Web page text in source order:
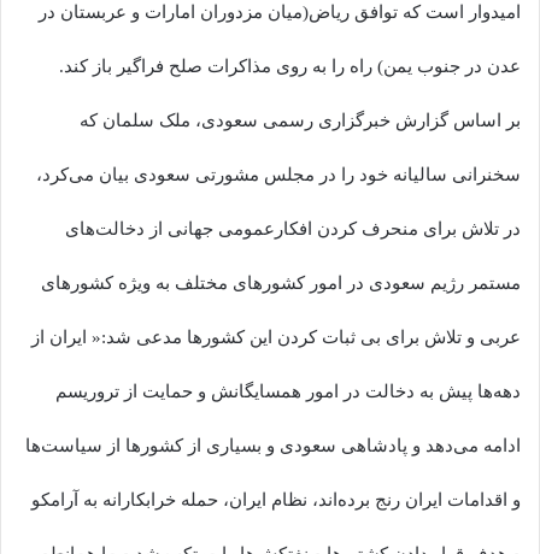
امیدوار است که توافق ریاض(میان مزدوران امارات و عربستان در
عدن در جنوب یمن) راه را به روی مذاکرات صلح فراگیر باز کند.
بر اساس گزارش خبرگزاری رسمی سعودی، ملک سلمان که
سخنرانی سالیانه خود را در مجلس مشورتی سعودی بیان می‌کرد،
در تلاش برای منحرف کردن افکارعمومی جهانی از دخالت‌های
مستمر رژیم سعودی در امور کشورهای مختلف به ویژه کشورهای
عربی و تلاش برای بی ثبات کردن این کشورها مدعی شد:« ایران از
دهه‌ها پیش به دخالت در امور همسایگانش و حمایت از تروریسم
ادامه می‌دهد و پادشاهی سعودی و بسیاری از کشورها از سیاست‌ها
و اقدامات ایران رنج برده‌‌اند، نظام ایران، حمله خرابکارانه به آرامکو